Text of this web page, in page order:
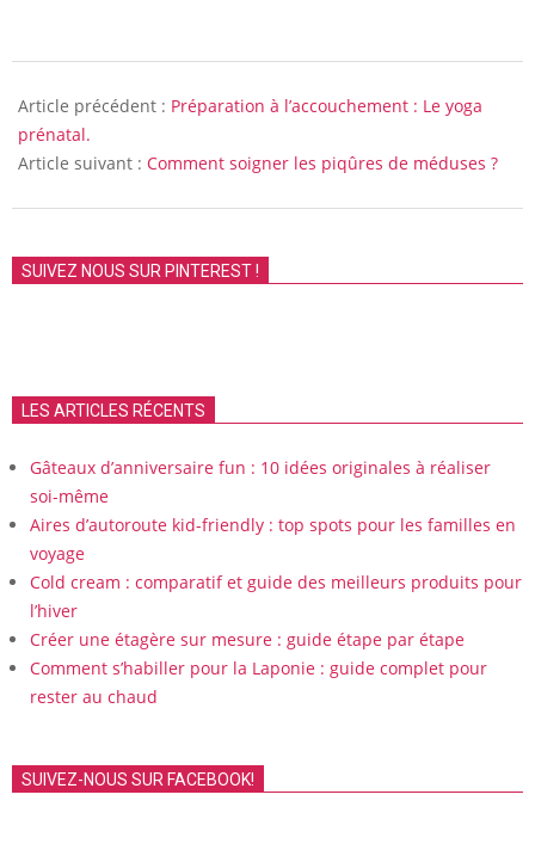
07-
27
Article précédent : Préparation à l’accouchement : Le yoga
prénatal.
Article suivant : Comment soigner les piqûres de méduses ?
SUIVEZ NOUS SUR PINTEREST !
LES ARTICLES RÉCENTS
Gâteaux d’anniversaire fun : 10 idées originales à réaliser
soi-même
Aires d’autoroute kid-friendly : top spots pour les familles en
voyage
Cold cream : comparatif et guide des meilleurs produits pour
l’hiver
Créer une étagère sur mesure : guide étape par étape
Comment s’habiller pour la Laponie : guide complet pour
rester au chaud
SUIVEZ-NOUS SUR FACEBOOK!